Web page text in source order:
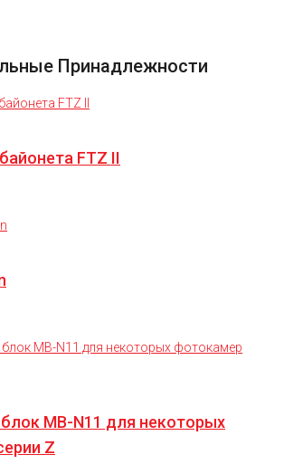
Принадлежности
FTZ II
MB-N11 для некоторых
Z